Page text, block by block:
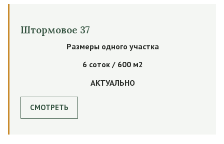
Штормовое 37
Размеры одного участка
6 соток / 600 м2
АКТУАЛЬНО
СМОТРЕТЬ